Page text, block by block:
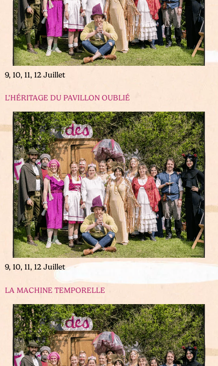
9, 10, 11, 12 Juillet
L’HÉRITAGE DU PAVILLON OUBLIÉ
9, 10, 11, 12 Juillet
LA MACHINE TEMPORELLE